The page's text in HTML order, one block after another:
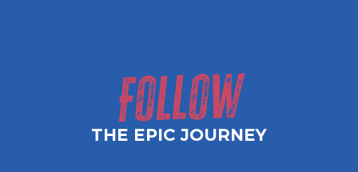
Follow
THE EPIC JOURNEY